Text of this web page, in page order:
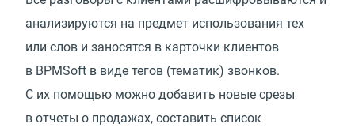
анализируются на предмет использования тех
или слов и заносятся в карточки клиентов
в BPMSoft в виде тегов (тематик) звонков.
С их помощью можно добавить новые срезы
в отчеты о продажах, составить список